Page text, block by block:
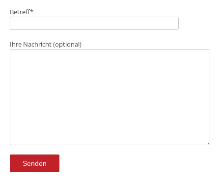
Betreff*
Ihre Nachricht (optional)